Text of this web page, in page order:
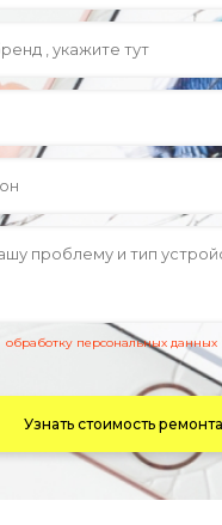
обработку персональных данных
Узнать стоимость ремонта